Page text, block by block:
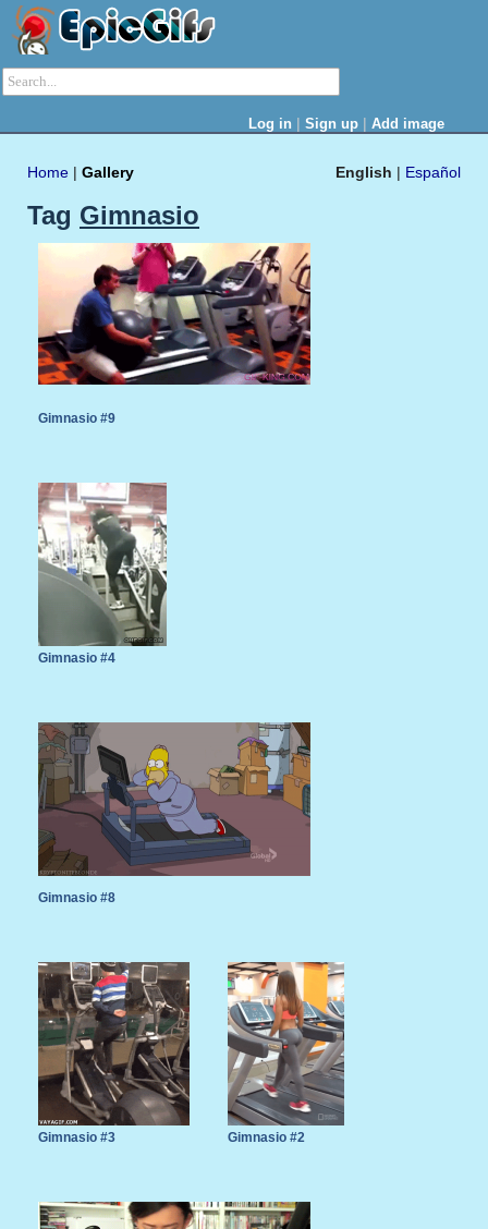
Log in | Sign up | Add image
English | Español
Home | Gallery
Tag Gimnasio
Gimnasio #9
Gimnasio #4
Gimnasio #8
Gimnasio #3 Gimnasio #2